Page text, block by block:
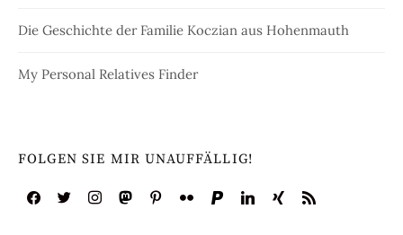
Die Geschichte der Familie Koczian aus Hohenmauth
My Personal Relatives Finder
FOLGEN SIE MIR UNAUFFÄLLIG!